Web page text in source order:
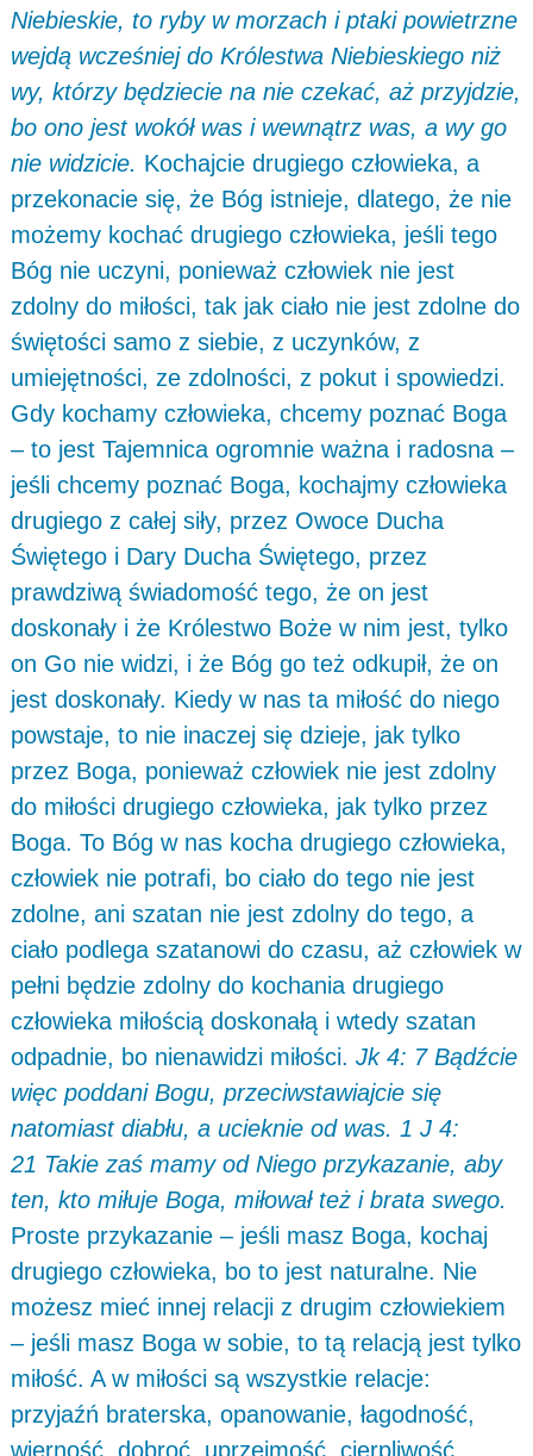
Niebieskie, to ryby w morzach i ptaki powietrzne
wejdą wcześniej do Królestwa Niebieskiego niż
wy, którzy będziecie na nie czekać, aż przyjdzie,
bo ono jest wokół was i wewnątrz was, a wy go
nie widzicie. Kochajcie drugiego człowieka, a
przekonacie się, że Bóg istnieje, dlatego, że nie
możemy kochać drugiego człowieka, jeśli tego
Bóg nie uczyni, ponieważ człowiek nie jest
zdolny do miłości, tak jak ciało nie jest zdolne do
świętości samo z siebie, z uczynków, z
umiejętności, ze zdolności, z pokut i spowiedzi.
Gdy kochamy człowieka, chcemy poznać Boga
– to jest Tajemnica ogromnie ważna i radosna –
jeśli chcemy poznać Boga, kochajmy człowieka
drugiego z całej siły, przez Owoce Ducha
Świętego i Dary Ducha Świętego, przez
prawdziwą świadomość tego, że on jest
doskonały i że Królestwo Boże w nim jest, tylko
on Go nie widzi, i że Bóg go też odkupił, że on
jest doskonały. Kiedy w nas ta miłość do niego
powstaje, to nie inaczej się dzieje, jak tylko
przez Boga, ponieważ człowiek nie jest zdolny
do miłości drugiego człowieka, jak tylko przez
Boga. To Bóg w nas kocha drugiego człowieka,
człowiek nie potrafi, bo ciało do tego nie jest
zdolne, ani szatan nie jest zdolny do tego, a
ciało podlega szatanowi do czasu, aż człowiek w
pełni będzie zdolny do kochania drugiego
człowieka miłością doskonałą i wtedy szatan
odpadnie, bo nienawidzi miłości. Jk 4: 7 Bądźcie
więc poddani Bogu, przeciwstawiajcie się
natomiast diabłu, a ucieknie od was. 1 J 4:
21 Takie zaś mamy od Niego przykazanie, aby
ten, kto miłuje Boga, miłował też i brata swego.
Proste przykazanie – jeśli masz Boga, kochaj
drugiego człowieka, bo to jest naturalne. Nie
możesz mieć innej relacji z drugim człowiekiem
– jeśli masz Boga w sobie, to tą relacją jest tylko
miłość. A w miłości są wszystkie relacje:
przyjaźń braterska, opanowanie, łagodność,
wierność, dobroć, uprzejmość, cierpliwość,